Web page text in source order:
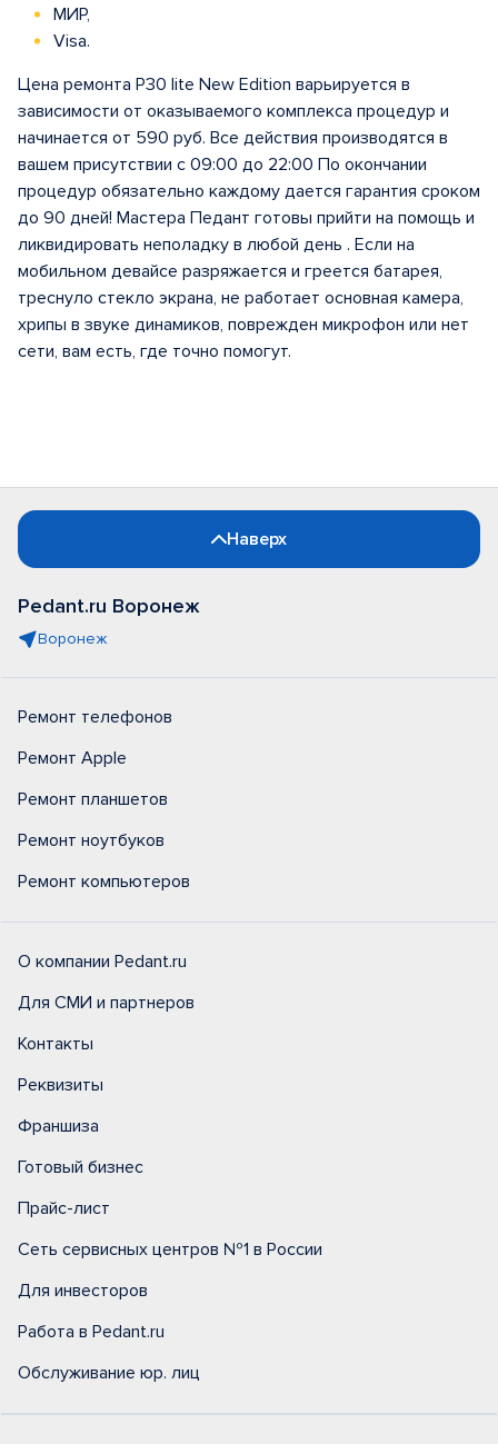
МИР,
Visa.
Цена ремонта P30 lite New Edition варьируется в
зависимости от оказываемого комплекса процедур и
начинается от 590 руб. Все действия производятся в
вашем присутствии с 09:00 до 22:00 По окончании
процедур обязательно каждому дается гарантия сроком
до 90 дней! Мастера Педант готовы прийти на помощь и
ликвидировать неполадку в любой день . Если на
мобильном девайсе разряжается и греется батарея,
треснуло стекло экрана, не работает основная камера,
хрипы в звуке динамиков, поврежден микрофон или нет
сети, вам есть, где точно помогут.
Наверх
Pedant.ru Воронеж
Воронеж
Ремонт телефонов
Ремонт Apple
Ремонт планшетов
Ремонт ноутбуков
Ремонт компьютеров
О компании Pedant.ru
Для СМИ и партнеров
Контакты
Реквизиты
Франшиза
Готовый бизнес
Прайс-лист
Сеть сервисных центров №1 в России
Для инвесторов
Работа в Pedant.ru
Обслуживание юр. лиц